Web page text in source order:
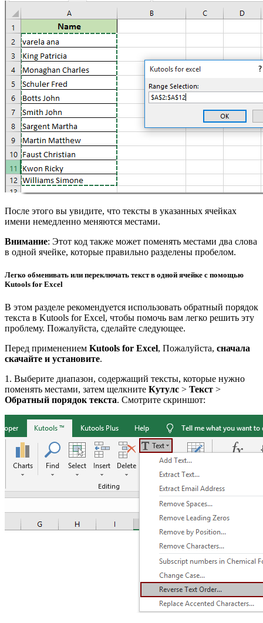
После этого вы увидите, что тексты в указанных ячейках
имени немедленно меняются местами.
Внимание: Этот код также может поменять местами два слова
в одной ячейке, которые правильно разделены пробелом.
Легко обменивать или переключать текст в одной ячейке с помощью
Kutools for Excel
В этом разделе рекомендуется использовать обратный порядок
текста в Kutools for Excel, чтобы помочь вам легко решить эту
проблему. Пожалуйста, сделайте следующее.
Перед применением Kutools for Excel, Пожалуйста, сначала
скачайте и установите.
1. Выберите диапазон, содержащий тексты, которые нужно
поменять местами, затем щелкните Кутулс > Текст >
Обратный порядок текста. Смотрите скриншот: